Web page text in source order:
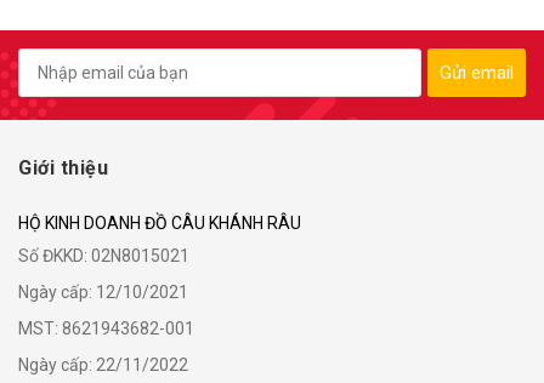
Gửi email
Giới thiệu
HỘ KINH DOANH ĐỒ CÂU KHÁNH RÂU
Số ĐKKD: 02N8015021
Ngày cấp: 12/10/2021
MST: 8621943682-001
Ngày cấp: 22/11/2022